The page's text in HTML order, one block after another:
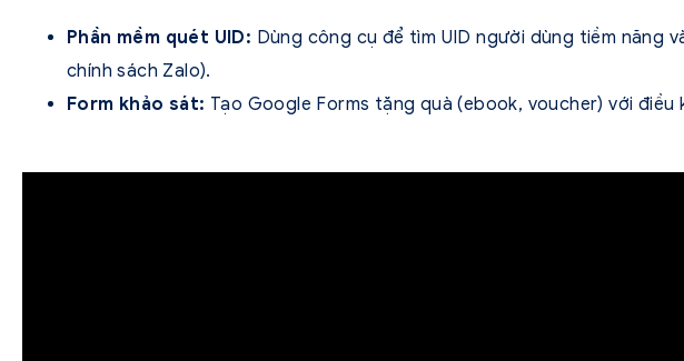
Phần mềm quét UID: Dùng công cụ để tìm UID người dùng tiềm năng
chính sách Zalo).
Form khảo sát: Tạo Google Forms tặng quà (ebook, voucher) với điều